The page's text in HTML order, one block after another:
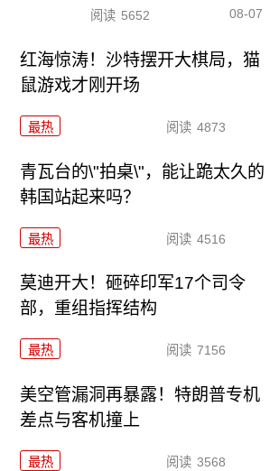
阅读 5652 08-07
红海惊涛！沙特摆开大棋局，猫
鼠游戏才刚开场
最热 阅读 4873
青瓦台的\"拍桌\"，能让跪太久的
韩国站起来吗？
最热 阅读 4516
莫迪开大！砸碎印军17个司令
部，重组指挥结构
最热 阅读 7156
美空管漏洞再暴露！特朗普专机
差点与客机撞上
最热 阅读 3568